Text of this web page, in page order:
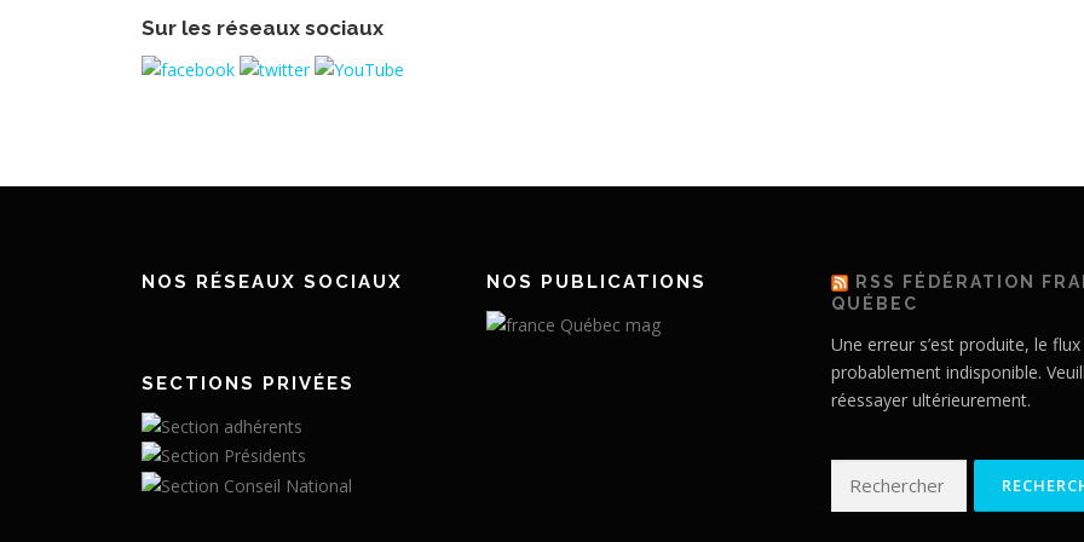
Sur les réseaux sociaux
NOS RÉSEAUX SOCIAUX
SECTIONS PRIVÉES
NOS PUBLICATIONS
RSS FÉDÉRATION
QUÉBEC
Une erreur s’est produite, le
probablement indisponible.
réessayer ultérieurement.